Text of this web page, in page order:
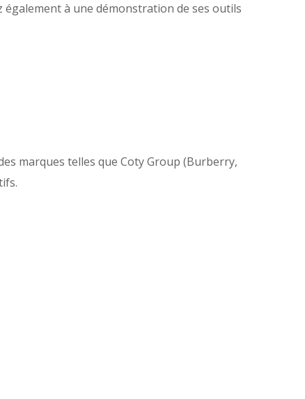
à une démonstration de ses outils
marques telles que Coty Group (Burberry,